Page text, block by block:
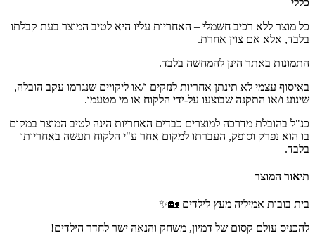
כל מוצר ללא רכיב חשמלי – האחריות עליו היא לטיב המוצר בעת קבלתו
בלבד, אלא אם צוין אחרת.
התמונות באתר הינן להמחשה בלבד.
באיסוף עצמי לא תינתן אחריות לנזקים ו/או ליקויים שנגרמו עקב הובלה,
שינוע ו/או התקנה שבוצעו על-ידי הלקוח או מי מטעמו.
כנ"ל בהובלת מדרכה למוצרים כבדים האחריות הינה לטיב המוצר במקום
בו הוא נפרק וסופק, העברתו למקום אחר ע"י הלקוח תעשה באחריותו
בלבד.
תיאור המוצר
בית בובות אמיליה מעץ לילדים 🏡✨
להכניס עולם קסום של דמיון, משחק והנאה ישר לחדר הילדים!